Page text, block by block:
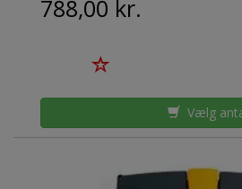
788,00 kr.
Vælg